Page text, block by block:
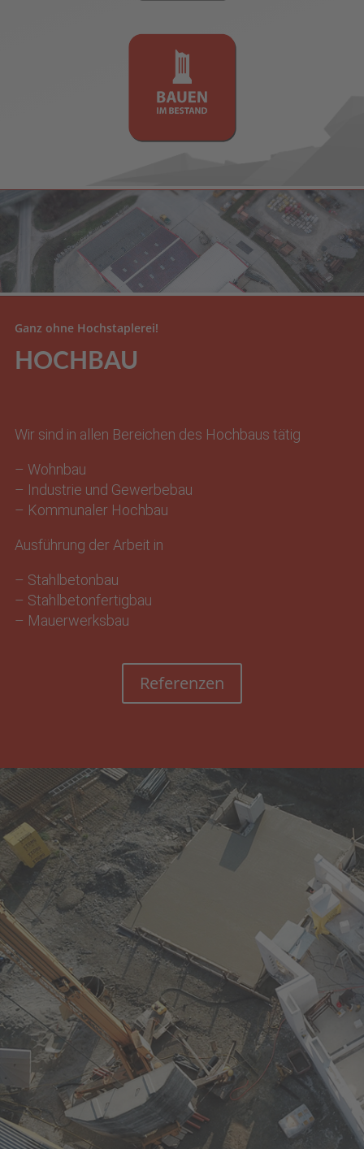
Ganz ohne Hochstaplerei!
HOCHBAU
Wir sind in allen Bereichen des Hochbaus tätig
– Wohnbau
– Industrie und Gewerbebau
– Kommunaler Hochbau
Ausführung der Arbeit in
– Stahlbetonbau
– Stahlbetonfertigbau
– Mauerwerksbau
Referenzen